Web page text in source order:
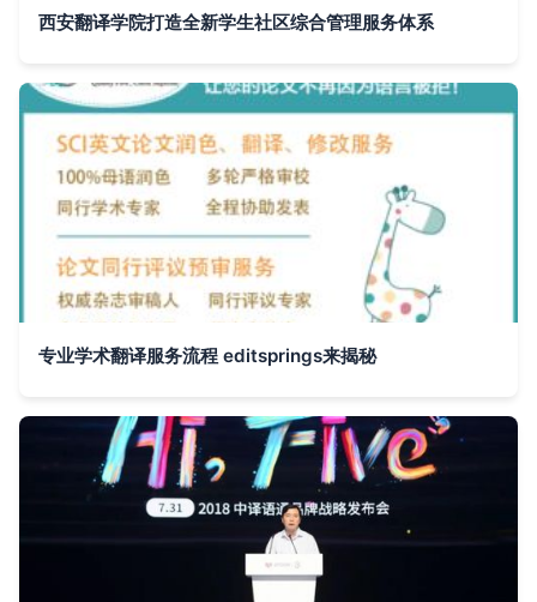
西安翻译学院打造全新学生社区综合管理服务体系
专业学术翻译服务流程 editsprings来揭秘